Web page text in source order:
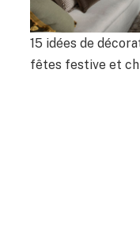
15 idées de
fêtes festive et